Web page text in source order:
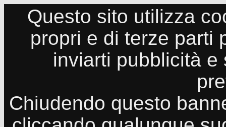
Questo sito utilizza
propri e di terze parti
inviarti pubblicità
Chiudendo questo